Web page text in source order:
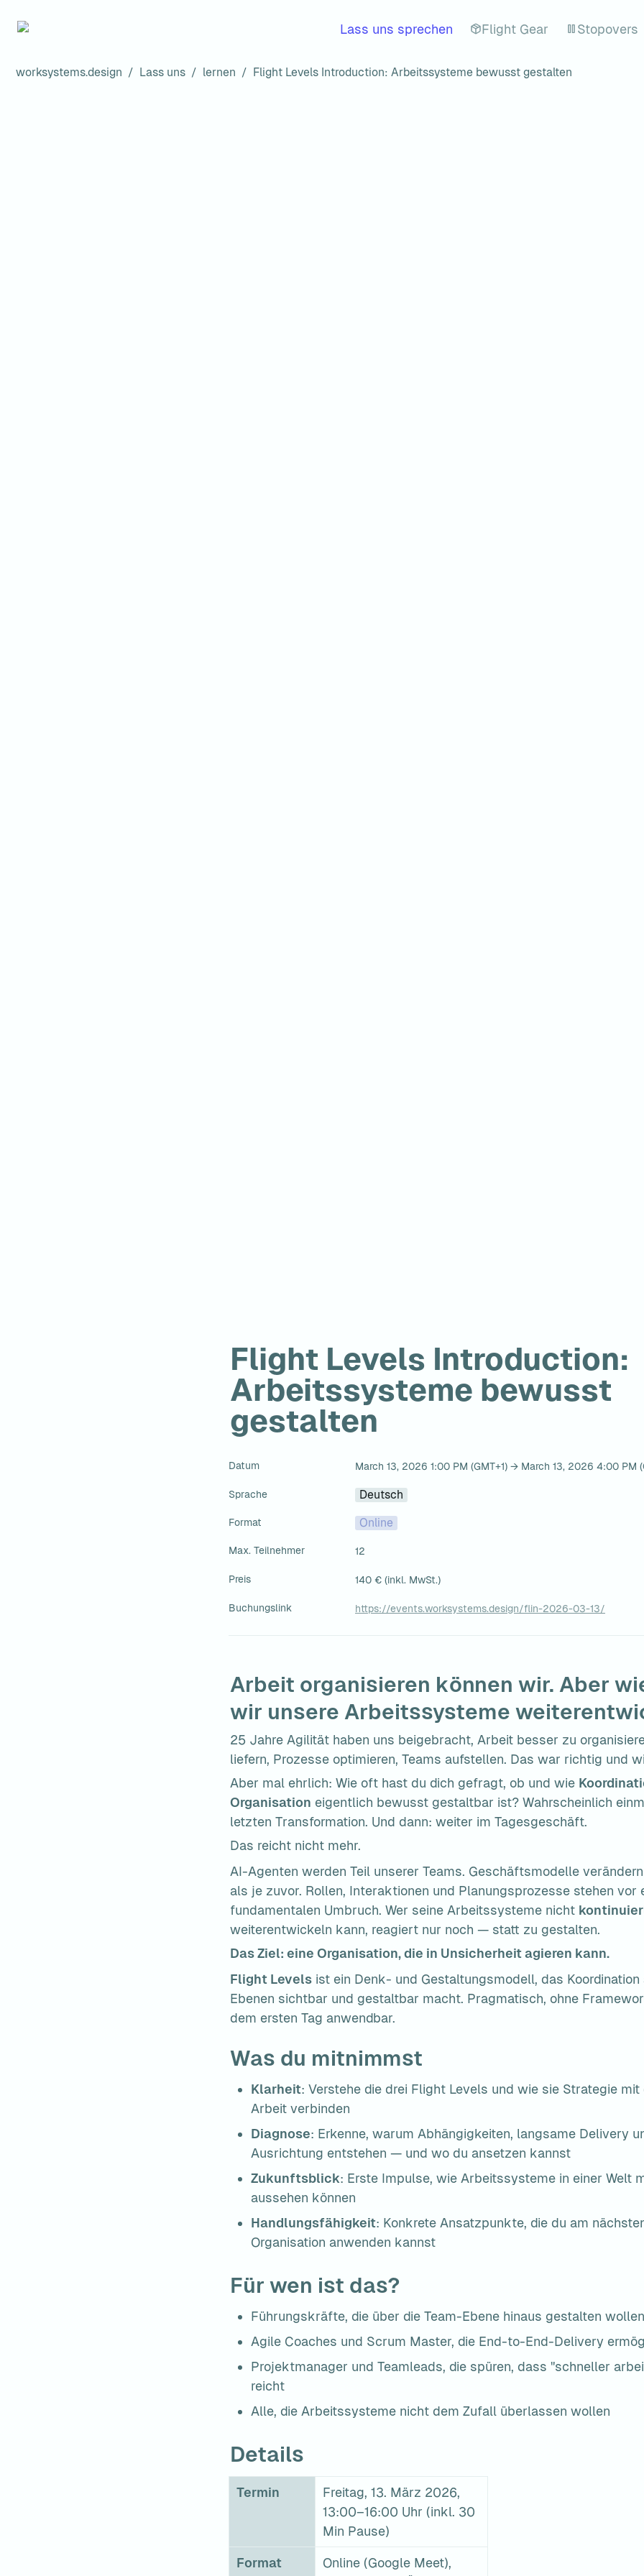
Lass uns sprechen Flight Gear Stopovers
worksystems.design / Lass uns / lernen / Flight Levels Introduction: Arbeitssysteme bewusst gestalten
Flight Levels Introduction:
Arbeitssysteme bewusst
gestalten
Datum March 13, 2026 1:00 PM (GMT+1) → March 13, 2026 4:00 PM
Sprache Deutsch
Format Online
Max. Teilnehmer 12
Preis 140 € (inkl. MwSt.)
Buchungslink https://events.worksystems.design/flin-2026-03-13/
Arbeit organisieren können wir. Aber
wir unsere Arbeitssysteme
25 Jahre Agilität haben uns beigebracht, Arbeit besser zu
liefern, Prozesse optimieren, Teams aufstellen. Das war richtig und
Aber mal ehrlich: Wie oft hast du dich gefragt, ob und wie
Organisation eigentlich bewusst gestaltbar ist? Wahrscheinlich
letzten Transformation. Und dann: weiter im Tagesgeschäft.
Das reicht nicht mehr.
AI-Agenten werden Teil unserer Teams. Geschäftsmodelle
als je zuvor. Rollen, Interaktionen und Planungsprozesse stehen vor
fundamentalen Umbruch. Wer seine Arbeitssysteme nicht
weiterentwickeln kann, reagiert nur noch — statt zu gestalten.
Das Ziel: eine Organisation, die in Unsicherheit agieren kann.
Flight Levels ist ein Denk- und Gestaltungsmodell, das Koordination
Ebenen sichtbar und gestaltbar macht. Pragmatisch, ohne
dem ersten Tag anwendbar.
Was du mitnimmst
Klarheit: Verstehe die drei Flight Levels und wie sie Strategie
Arbeit verbinden
Diagnose: Erkenne, warum Abhängigkeiten, langsame Delivery
Ausrichtung entstehen — und wo du ansetzen kannst
Zukunftsblick: Erste Impulse, wie Arbeitssysteme in einer Welt
aussehen können
Handlungsfähigkeit: Konkrete Ansatzpunkte, die du am
Organisation anwenden kannst
Für wen ist das?
Führungskräfte, die über die Team-Ebene hinaus gestalten wollen
Agile Coaches und Scrum Master, die End-to-End-Delivery
Projektmanager und Teamleads, die spüren, dass "schneller
reicht
Alle, die Arbeitssysteme nicht dem Zufall überlassen wollen
Details
Termin
Freitag, 13. März 2026,
13:00–16:00 Uhr (inkl. 30
Min Pause)
Format
Online (Google Meet),